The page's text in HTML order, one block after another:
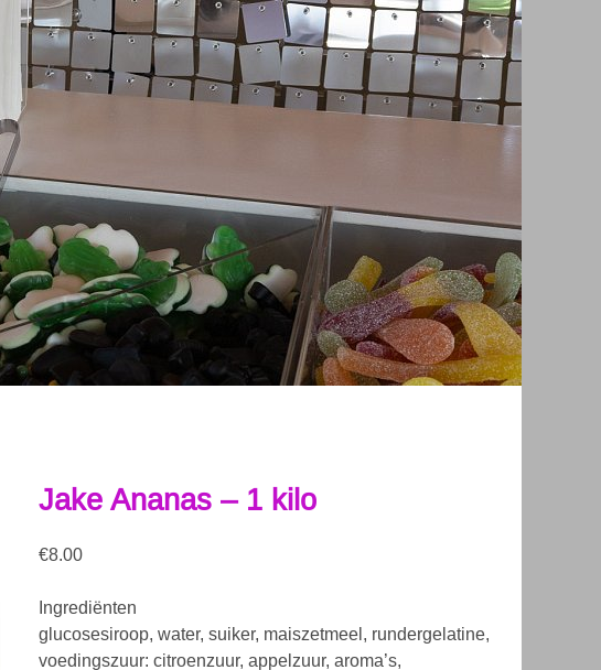
Jake Ananas – 1 kilo
€8.00
Ingrediënten
glucosesiroop, water, suiker, maiszetmeel, rundergelatine,
voedingszuur: citroenzuur, appelzuur, aroma’s,